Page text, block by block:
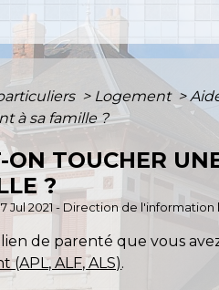
> Logement >
à sa famille ?
ON TOUCHER
?
Jul 2021 - Direction de
de parenté que vous
(APL, ALF, ALS).